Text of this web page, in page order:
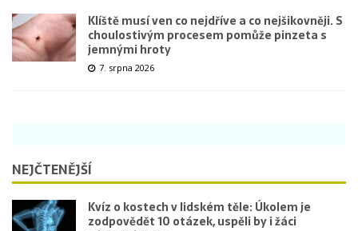
Klíště musí ven co nejdříve a co nejšikovněji. S
choulostivým procesem pomůže pinzeta s
jemnými hroty
7. srpna 2026
NEJČTENĚJŠÍ
Kvíz o kostech v lidském těle: Úkolem je
zodpovědět 10 otázek, uspěli by i žáci